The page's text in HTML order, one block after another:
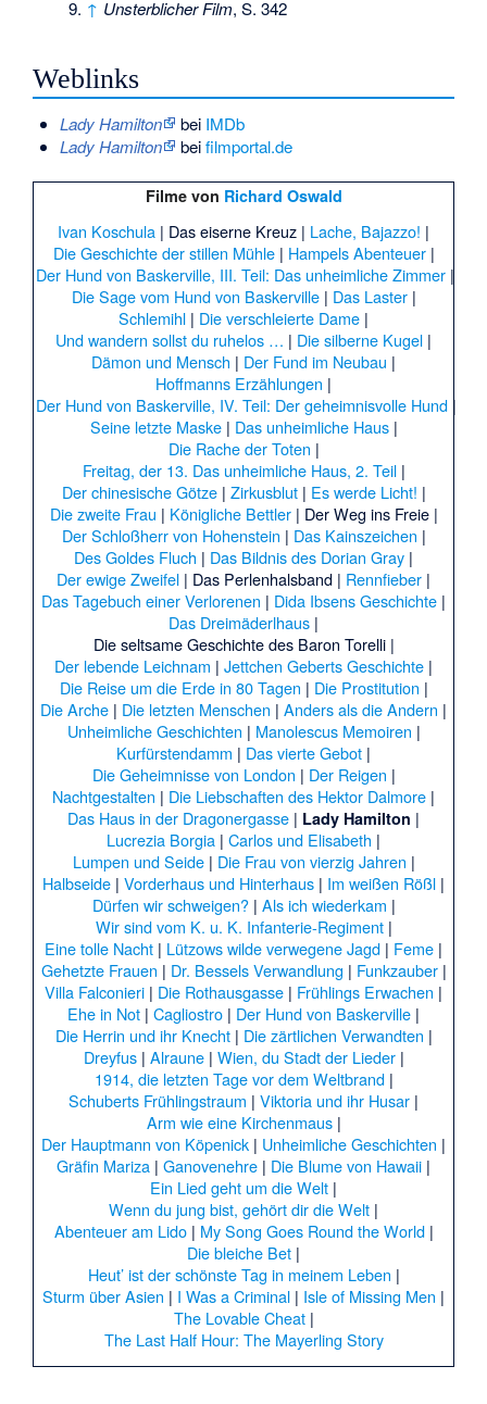
↑ Unsterblicher Film, S. 342
Weblinks
Lady Hamilton bei IMDb
Lady Hamilton
beifilmportal.de
Filme von Richard Oswald
Ivan Koschula | Das eiserne Kreuz | Lache, Bajazzo! |
Die Geschichte der stillen Mühle| Hampels Abenteuer|
Der Hund von Baskerville, III. Teil: Das unheimliche Zimmer |
Die Sage vom Hund von Baskerville| Das Laster|
Schlemihl | Die verschleierte Dame |
Und wandern sollst du ruhelos … | Die silberne Kugel |
Dämon und Mensch | Der Fund im Neubau |
Hoffmanns Erzählungen |
Der Hund von Baskerville, IV. Teil: Der geheimnisvolle Hund |
Seine letzte Maske| Das unheimliche Haus|
Die Rache der Toten |
Freitag, der 13. Das unheimliche Haus, 2. Teil|
Der chinesische Götze| Zirkusblut| Es werde Licht! |
Die zweite Frau | Königliche Bettler| Der Weg ins Freie |
Der Schloßherr von Hohenstein | Das Kainszeichen |
Des Goldes Fluch | Das Bildnis des Dorian Gray |
Der ewige Zweifel | Das Perlenhalsband | Rennfieber |
Das Tagebuch einer Verlorenen | Dida Ibsens Geschichte |
Das Dreimäderlhaus |
Die seltsame Geschichte des Baron Torelli |
Der lebende Leichnam | Jettchen Geberts Geschichte |
Die Reise um die Erde in 80 Tagen | Die Prostitution |
Die Arche | Die letzten Menschen | Anders als die Andern |
Unheimliche Geschichten | Manolescus Memoiren |
Kurfürstendamm | Das vierte Gebot |
Die Geheimnisse von London | Der Reigen |
Nachtgestalten | Die Liebschaften des Hektor Dalmore |
Das Haus in der Dragonergasse | Lady Hamilton |
Lucrezia Borgia | Carlos und Elisabeth |
Lumpen und Seide| Die Frau von vierzig Jahren |
Halbseide | Vorderhaus und Hinterhaus | Im weißen Rößl |
Dürfen wir schweigen?| Als ich wiederkam |
Wir sind vom K. u. K. Infanterie-Regiment|
Eine tolle Nacht | Lützows wilde verwegene Jagd | Feme |
Gehetzte Frauen | Dr. Bessels Verwandlung | Funkzauber|
Villa Falconieri | Die Rothausgasse | Frühlings Erwachen |
Ehe in Not | Cagliostro | Der Hund von Baskerville |
Die Herrin und ihr Knecht| Die zärtlichen Verwandten |
Dreyfus| Alraune| Wien, du Stadt der Lieder|
1914, die letzten Tage vor dem Weltbrand|
Schuberts Frühlingstraum | Viktoria und ihr Husar |
Arm wie eine Kirchenmaus|
Der Hauptmann von Köpenick | Unheimliche Geschichten |
Gräfin Mariza | Ganovenehre | Die Blume von Hawaii |
Ein Lied geht um die Welt |
Wenn du jung bist, gehört dir die Welt |
Abenteuer am Lido| My Song Goes Round the World|
Die bleiche Bet |
Heut’ ist der schönste Tag in meinem Leben |
Sturm über Asien | I Was a Criminal | Isle of Missing Men |
The Lovable Cheat|
The Last Half Hour: The Mayerling Story